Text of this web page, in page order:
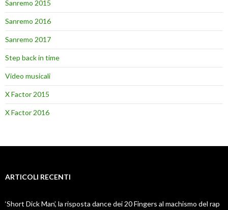
Sanremo 2015
Sanremo 2016
Sanremo 2017
Step back in time
Video musicali
X Factor 2015
X Factor 2016
ARTICOLI RECENTI
‘Short Dick Man’, la risposta dance dei 20 Fingers al machismo del rap